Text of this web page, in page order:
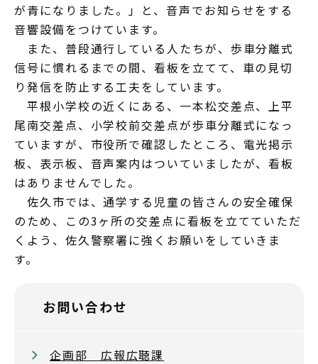
が青になりました。」と、音声でお知らせをする
音響設備をつけています。
また、普段通行している人たちが、歩車分離式
信号に慣れるまでの間、看板を立てて、車の見切
り発信を防止する工夫をしています。
平根小学校の近くにある、一本松交差点、上平
尾南交差点、小学校前交差点が歩車分離式になっ
ていますが、市役所で確認したところ、電光掲示
板、表示板、音声案内はついていましたが、看板
はありませんでした。
佐久市では、通学する児童の皆さんの安全確保
のため、この3ヶ所の交差点に看板を立てていただ
くよう、佐久警察署に強くお願いをしていきま
す。
お問い合わせ
企画部 広報広聴課